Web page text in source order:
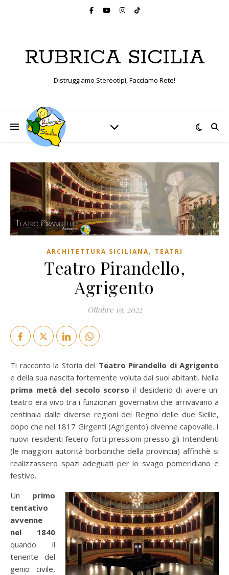
RUBRICA SICILIA
Distruggiamo Stereotipi, Facciamo Rete!
ARCHITETTURA SICILIANA, TEATRI
Teatro Pirandello,
Agrigento
Ottobre 19, 2022
Ti racconto la Storia del Teatro Pirandello di Agrigento
e della sua nascita fortemente voluta dai suoi abitanti. Nella
prima metà del secolo scorso il desiderio di avere un
teatro era vivo tra i funzionari governativi che arrivavano a
centinaia dalle diverse regioni del Regno delle due Sicilie,
dopo che nel 1817 Girgenti (Agrigento) divenne capovalle. I
nuovi residenti fecero forti pressioni presso gli Intendenti
(le maggiori autorità borboniche della provincia) affinchè si
realizzassero spazi adeguati per lo svago pomeridiano e
festivo.
Un primo
tentativo
avvenne
nel 1840
quando il
tenente del
genio civile,